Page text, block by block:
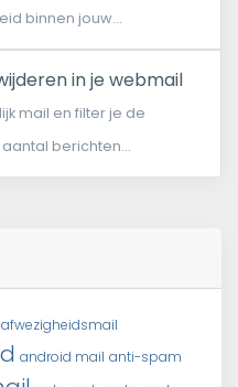
binnen jouw...
in je webmail
mail en filter je de
berichten...
afwezigheidsmail
android mail anti-spam